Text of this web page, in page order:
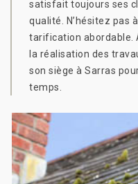
satisfait toujours ses
qualité. N’hésitez pas
tarification abordable.
la réalisation des
son siège à Sarras
temps.